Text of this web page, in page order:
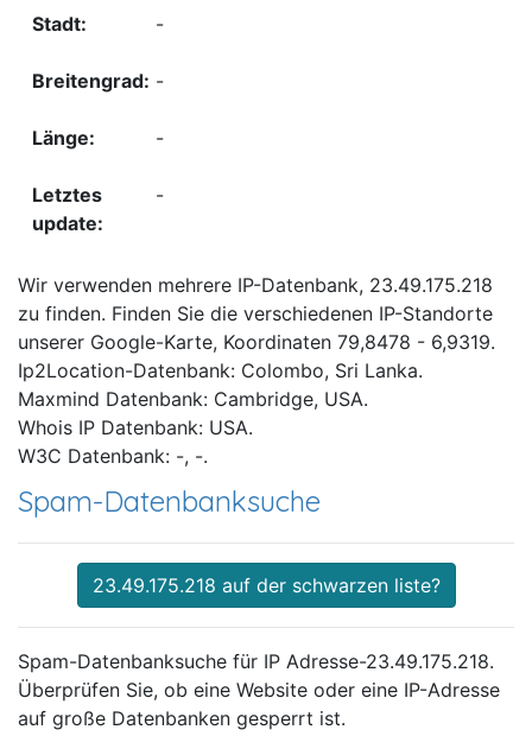
-
-
-
-
Wir verwenden mehrere IP-Datenbank, 23.49.175.218
zu finden. Finden Sie die verschiedenen IP-Standorte
unserer Google-Karte, Koordinaten 79,8478 - 6,9319.
Ip2Location-Datenbank: Colombo, Sri Lanka.
Maxmind Datenbank: Cambridge, USA.
Whois IP Datenbank: USA.
W3C Datenbank: -, -.
Spam-Datenbanksuche
23.49.175.218 auf der schwarzen liste?
Spam-Datenbanksuche für IP Adresse-23.49.175.218.
Überprüfen Sie, ob eine Website oder eine IP-Adresse
auf große Datenbanken gesperrt ist.